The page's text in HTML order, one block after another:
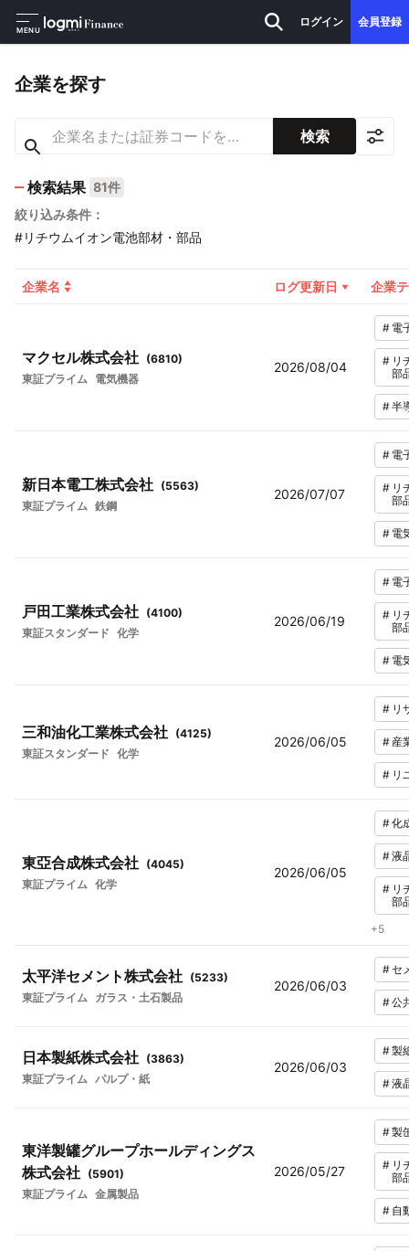
MENU
ログイン 会員登録
企業を探す
検索
検索結果 81件
絞り込み条件：
#リチウムイオン電池部材・部品
企業名 ログ更新日 企業
マクセル株式会社 (6810)
東証プライム 電気機器
2026/08/04
# 電
# リ
部
#半
新日本電工株式会社 (5563)
東証プライム 鉄鋼
2026/07/07
# 電
# リ
部
# 電
戸田工業株式会社 (4100)
東証スタンダード 化学
2026/06/19
# 電
# リ
部
# 電
三和油化工業株式会社 (4125)
東証スタンダード 化学
2026/06/05
# リ
# 産
# リ
東亞合成株式会社 (4045)
東証プライム 化学
2026/06/05
#化
#液
# リ
部
+5
太平洋セメント株式会社 (5233)
東証プライム ガラス・土石製品
2026/06/03
#セ
#公
日本製紙株式会社 (3863)
東証プライム パルプ・紙
2026/06/03
#製
#液
東洋製罐グループホールディングス
株式会社 (5901)
東証プライム 金属製品
2026/05/27
#製
# リ
部
# 自